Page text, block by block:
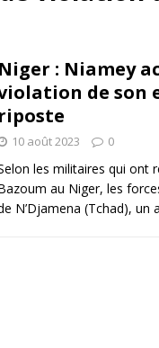
Niger : Niamey
de son
riposte
10 août 2023 0
les militaires qui ont
au Niger, les
N’Djamena (Tchad), un